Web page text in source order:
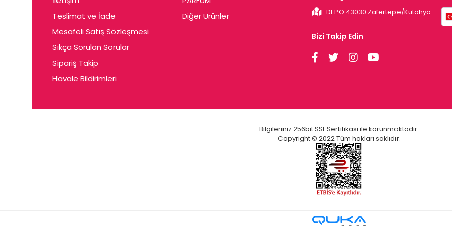
Cerin
Ceta
Ceyda
Chris
Ciey
Cleo
Teslimat ve İade
Mesafeli Satış Sözleşmesi
Sıkça Sorulan Sorular
Sipariş Takip
Havale Bildirimleri
Diğer Ürünler
DEPO 43030 Zafertepe/Kütahya
Bizi Takip Edin
Bilgileriniz 256bit SSL Sertifikası ile korunmaktadır.
Copyright © 2022 Tüm hakları saklıdır.